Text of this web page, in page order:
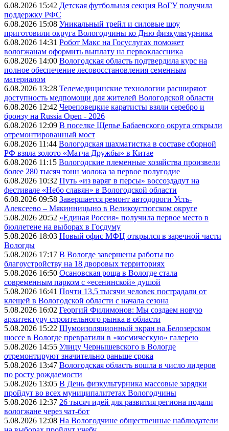
6.08.2026 15:42 Детская футбольная секция ВоГУ получила
поддержку РФС
6.08.2026 15:08 Уникальный трейл и силовые шоу
приготовили округа Вологодчины ко Дню физкультурника
6.08.2026 14:31 Робот Макс на Госуслугах поможет
вологжанам оформить выплату на первоклассника
6.08.2026 14:00 Вологодская область подтвердила курс на
полное обеспечение лесовосстановления семенным
материалом
6.08.2026 13:28 Телемедицинские технологии расширяют
доступность медпомощи для жителей Вологодской области
6.08.2026 12:42 Череповецкие каратисты взяли серебро и
бронзу на Russia Open - 2026
6.08.2026 12:09 В поселке Щепье Бабаевского округа открыли
отремонтированный мост
6.08.2026 11:44 Вологодская шахматистка в составе сборной
РФ взяла золото «Матча Дружбы» в Китае
6.08.2026 11:15 Вологодские племенные хозяйства произвели
более 280 тысяч тонн молока за первое полугодие
6.08.2026 10:32 Путь «из варяг в персы» воссоздадут на
фестивале «Небо славян» в Вологодской области
6.08.2026 09:58 Завершается ремонт автодороги Усть-
Алексеево – Мякинницыно в Великоустюгском округе
5.08.2026 20:52 «Единая Россия» получила первое место в
бюллетене на выборах в Госдуму
5.08.2026 18:03 Новый офис МФЦ открылся в заречной части
Вологды
5.08.2026 17:17 В Вологде завершены работы по
благоустройству на 18 дворовых территориях
5.08.2026 16:50 Осановская роща в Вологде стала
современным парком с «есенинской» душой
5.08.2026 16:41 Почти 13,5 тысячи человек пострадали от
клещей в Вологодской области с начала сезона
5.08.2026 16:02 Георгий Филимонов: Мы создаем новую
архитектуру строительного рынка в области
5.08.2026 15:22 Шумоизоляционный экран на Белозерском
шоссе в Вологде превратили в «космическую» галерею
5.08.2026 14:55 Улицу Чернышевского в Вологде
отремонтируют значительно раньше срока
5.08.2026 13:47 Вологодская область вошла в число лидеров
по росту рождаемости
5.08.2026 13:05 В День физкультурника массовые зарядки
пройдут во всех муниципалитетах Вологодчины
5.08.2026 12:37 26 тысяч идей для развития региона подали
вологжане через чат-бот
5.08.2026 12:08 На Вологодчине общественные наблюдатели